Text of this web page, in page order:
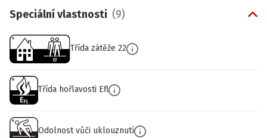
Speciální vlastnosti (9)
Třída zátěže 22
Třída hořlavosti Efl
Odolnost vůči uklouznutí